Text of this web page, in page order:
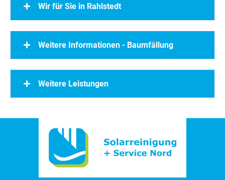
Wir für Sie in Rahlstedt
Weitere Informationen - Baumfällung
Weitere Leistungen